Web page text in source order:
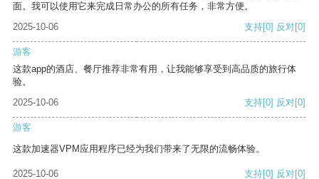
面。我可以使用它来完成日常办公的所有任务，非常方便。
2025-10-06
支持[0] 反对[0]
游客
这款app的酒店、餐厅推荐非常有用，让我能够享受到高品质的旅行体
验。
2025-10-06
支持[0] 反对[0]
游客
这款加速器VPM应用程序已经为我们带来了无限的流畅体验。
2025-10-06 支持[0] 反对[0]